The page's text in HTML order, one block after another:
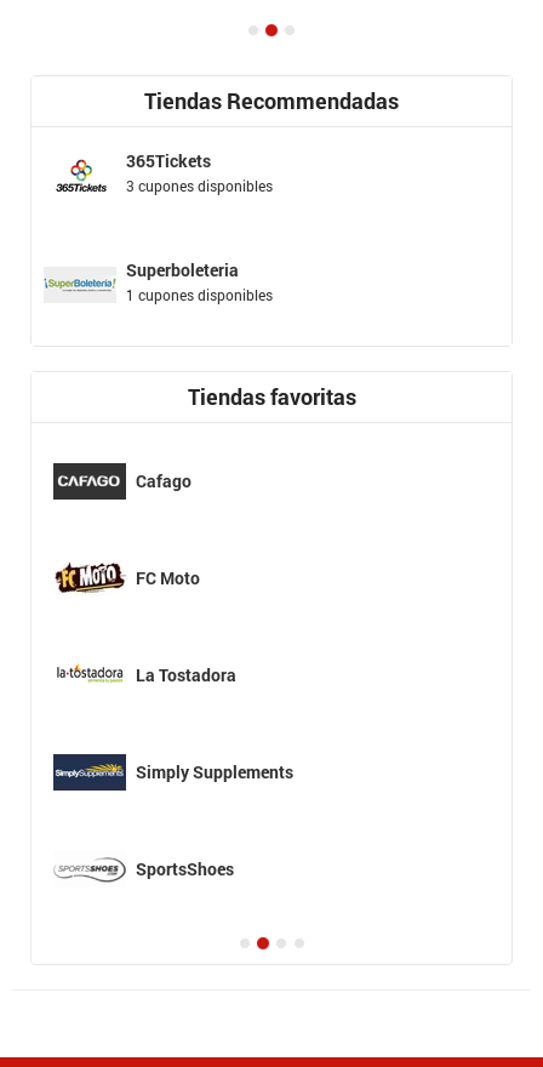
Tiendas Recommendadas
365Tickets
3 cupones disponibles
Superboleteria
1 cupones disponibles
Tiendas favoritas
Cafago
FC Moto
La Tostadora
Simply Supplements
SportsShoes